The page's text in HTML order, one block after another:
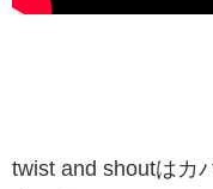
twist and shoutはカ